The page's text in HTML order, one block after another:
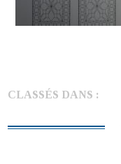
CLASSÉS DANS :